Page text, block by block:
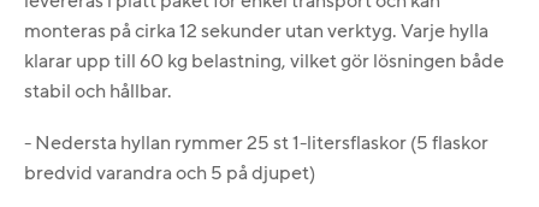
monteras på cirka 12 sekunder utan verktyg. Varje hylla
klarar upp till 60 kg belastning, vilket gör lösningen både
stabil och hållbar.
- Nedersta hyllan rymmer 25 st 1-litersflaskor (5 flaskor
bredvid varandra och 5 på djupet)